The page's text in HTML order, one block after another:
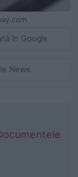
în Google
News